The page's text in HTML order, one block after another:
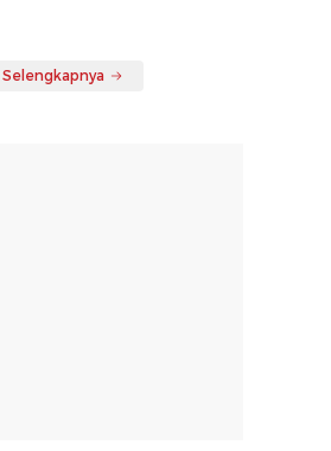
Selengkapnya